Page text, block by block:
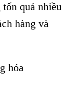
quá nhiều
hàng và
hóa